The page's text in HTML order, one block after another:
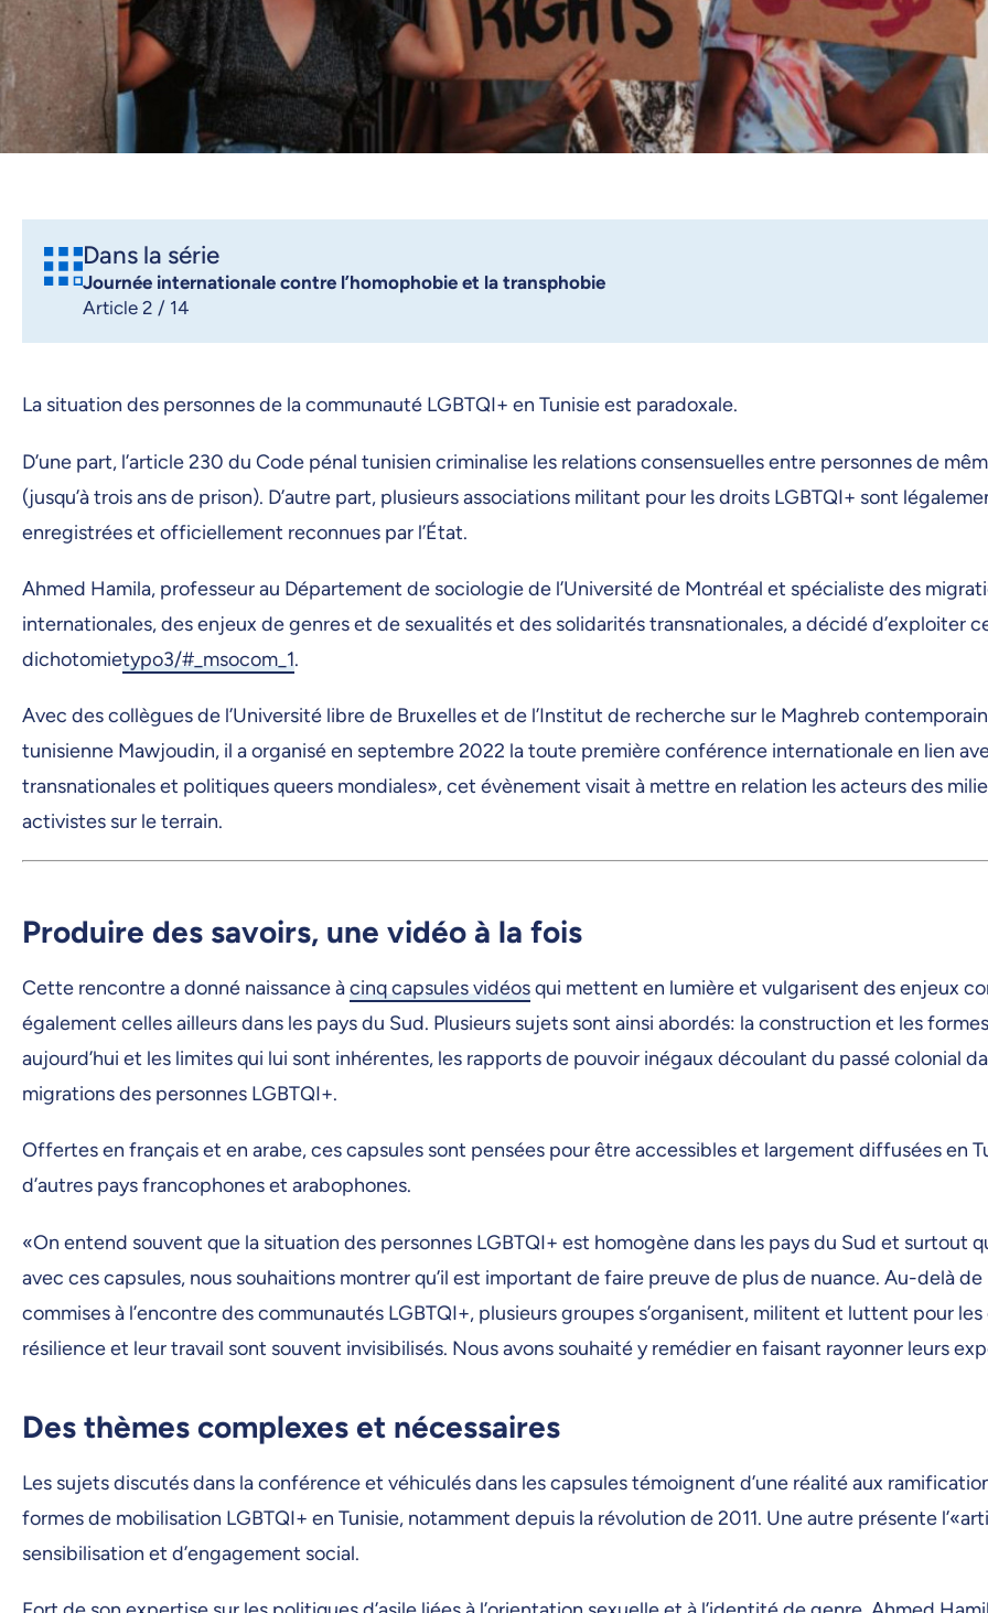
Dans la série
Journée internationale contre l’homophobie et la transphobie
Article 2 / 14
La situation des personnes de la communauté LGBTQI+ en Tunisie est paradoxale.
D’une part, l’article 230 du Code pénal tunisien criminalise les relations consensuelles entre personnes de
(jusqu’à trois ans de prison). D’autre part, plusieurs associations militant pour les droits LGBTQI+ sont
enregistrées et officiellement reconnues par l’État.
Ahmed Hamila, professeur au Département de sociologie de l’Université de Montréal et spécialiste des
internationales, des enjeux de genres et de sexualités et des solidarités transnationales, a décidé d’exploiter
dichotomietypo3/#_msocom_1.
Avec des collègues de l’Université libre de Bruxelles et de l’Institut de recherche sur le Maghreb
tunisienne Mawjoudin, il a organisé en septembre 2022 la toute première conférence internationale en lien
transnationales et politiques queers mondiales», cet évènement visait à mettre en relation les acteurs des
activistes sur le terrain.
Produire des savoirs, une vidéo à la fois
Cette rencontre a donné naissance àcinq capsules vidéosqui mettent en lumière et vulgarisent des enjeux
également celles ailleurs dans les pays du Sud. Plusieurs sujets sont ainsi abordés: la construction et les
aujourd’hui et les limites qui lui sont inhérentes, les rapports de pouvoir inégaux découlant du passé colonial
migrations des personnes LGBTQI+.
Offertes en français et en arabe, ces capsules sont pensées pour être accessibles et largement diffusées en
d’autres pays francophones et arabophones.
«On entend souvent que la situation des personnes LGBTQI+ est homogène dans les pays du Sud et surtout
avec ces capsules, nous souhaitions montrer qu’il est important de faire preuve de plus de nuance. Au-delà
commises à l’encontre des communautés LGBTQI+, plusieurs groupes s’organisent, militent et luttent pour
résilience et leur travail sont souvent invisibilisés. Nous avons souhaité y remédier en faisant rayonner leurs
Des thèmes complexes et nécessaires
Les sujets discutés dans la conférence et véhiculés dans les capsules témoignent d’une réalité aux
formes de mobilisation LGBTQI+ en Tunisie, notamment depuis la révolution de 2011. Une autre présente
sensibilisation et d’engagement social.